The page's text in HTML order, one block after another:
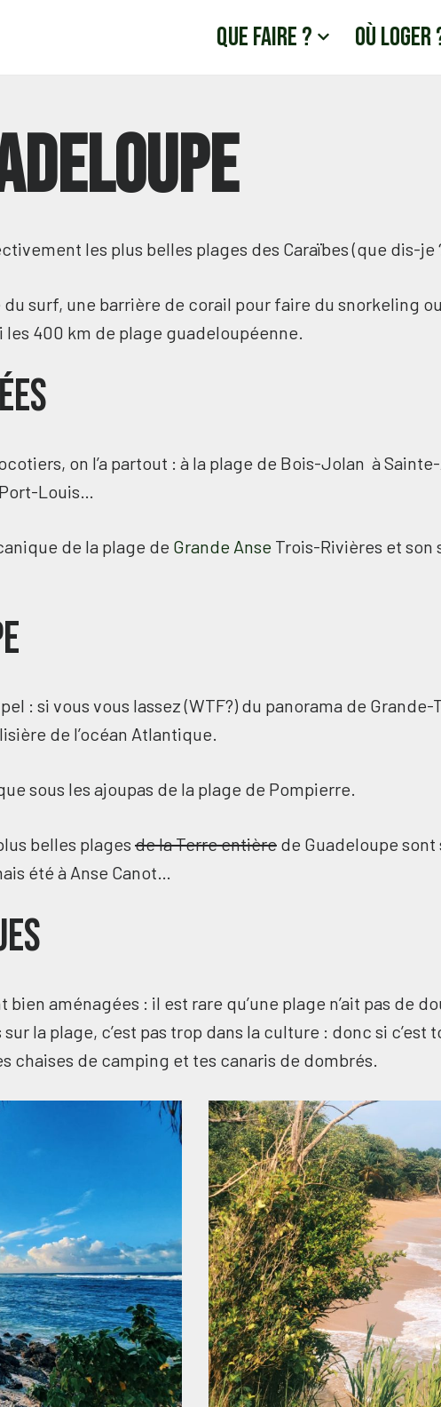
Que faire ? Où loger
les plus belles plages des Caraïbes (que dis-je
surf, une barrière de corail pour faire du snorkeling
400 km de plage guadeloupéenne.
on l’a partout : à la plage de Bois-Jolan à
Louis…
de la plage de Grande Anse Trois-Rivières et son
: si vous vous lassez (WTF?) du panorama de
de l’océan Atlantique.
sous les ajoupas de la plage de Pompierre.
belles plages de la Terre entière de Guadeloupe sont
été à Anse Canot…
bien aménagées : il est rare qu’une plage n’ait pas de
la plage, c’est pas trop dans la culture : donc si c’est
chaises de camping et tes canaris de dombrés.